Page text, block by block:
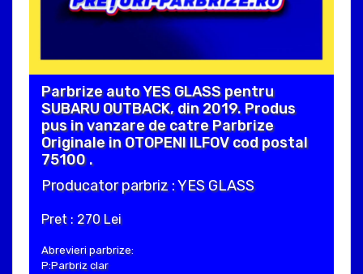
Parbrize auto YES GLASS pentru
SUBARU OUTBACK, din 2019. Produs
pus in vanzare de catre Parbrize
Originale in OTOPENI ILFOV cod postal
75100 .
Producator parbriz : YES GLASS
Pret : 270 Lei
Abrevieri parbrize:
P:Parbriz clar